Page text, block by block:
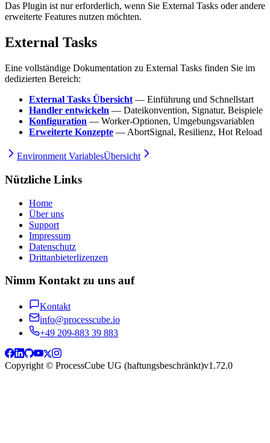
Das Plugin ist nur erforderlich, wenn Sie External Tasks oder andere
erweiterte Features nutzen möchten.
External Tasks
Eine vollständige Dokumentation zu External Tasks finden Sie im
dedizierten Bereich:
External Tasks Übersicht — Einführung und Schnellstart
Handler entwickeln — Dateikonvention, Signatur, Beispiele
Konfiguration — Worker-Optionen, Umgebungsvariablen
Erweiterte Konzepte — AbortSignal, Resilienz, Hot Reload
Environment VariablesÜbersicht
Nützliche Links
Home
Über uns
Support
Impressum
Datenschutz
Drittanbieterlizenzen
Nimm Kontakt zu uns auf
Kontakt
info@processcube.io
+49 209-883 39 883
Copyright © ProcessCube UG (haftungsbeschränkt)v1.72.0